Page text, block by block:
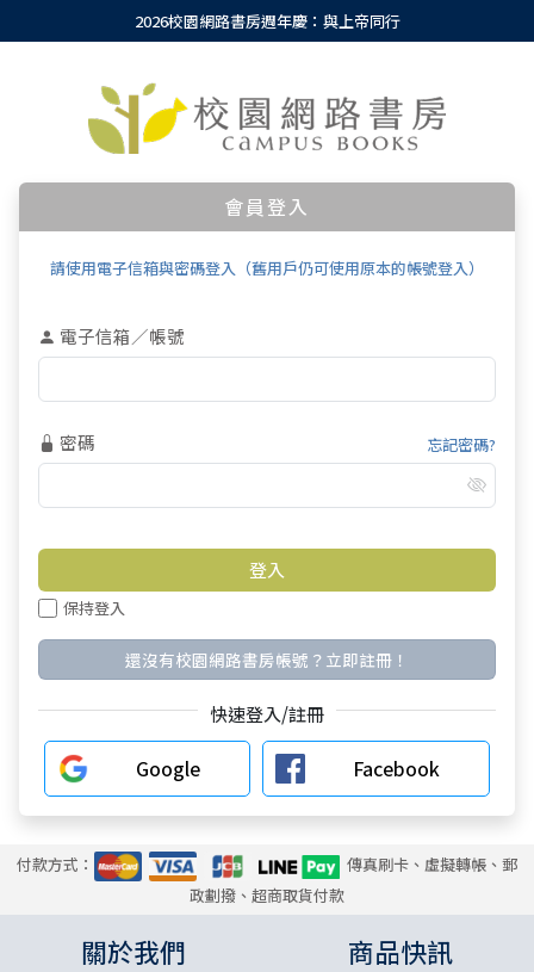
2026校園網路書房週年慶：與上帝同行
會員登入
請使用電子信箱與密碼登入（舊用戶仍可使用原本的帳號登入）
電子信箱／帳號
密碼 忘記密碼?
保持登入
還沒有校園網路書房帳號？立即註冊！
快速登入/註冊
Google Facebook
付款方式：
傳真刷卡、虛擬轉帳、郵
政劃撥、超商取貨付款
關於我們 商品快訊